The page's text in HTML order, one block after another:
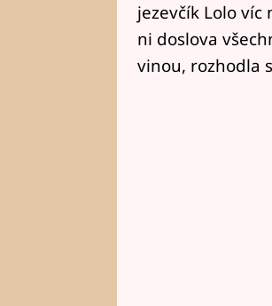
jezevčík Lolo
ni doslova
vinou, rozhodla